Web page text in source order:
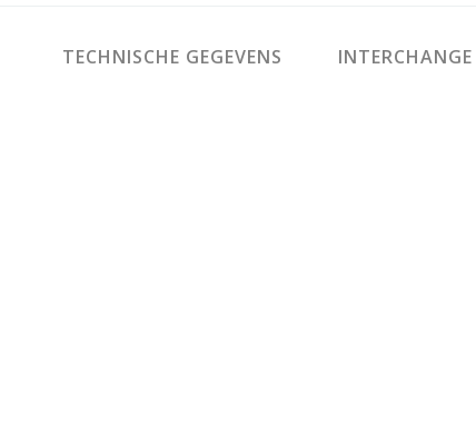
TECHNISCHE GEGEVENS INTERCHANGE